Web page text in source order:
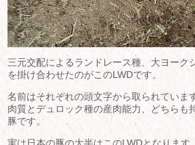
三元交配によるランドレース種、大ヨーク
を掛け合わせたのがこのLWDです。
名前はそれぞれの頭文字から取られていま
肉質とデュロック種の産肉能力、どちらも
豚です。